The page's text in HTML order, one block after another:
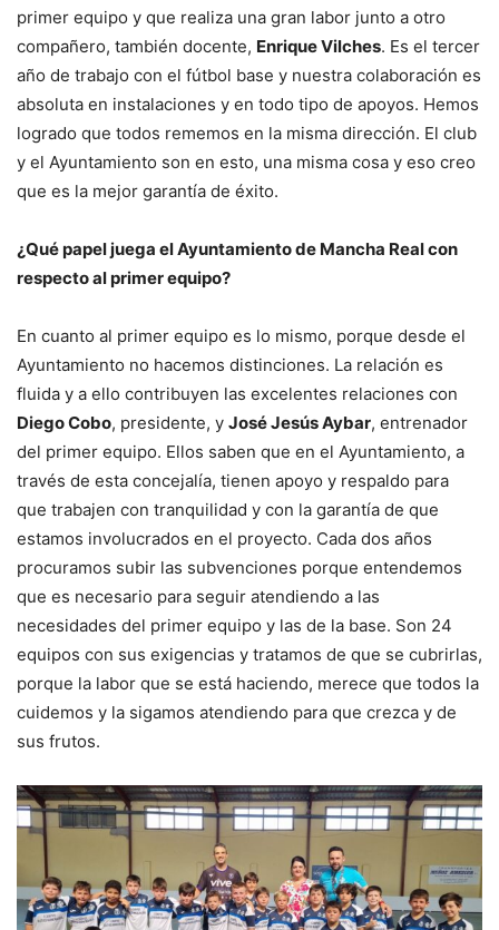
primer equipo y que realiza una gran labor junto a otro
compañero, también docente, Enrique Vilches. Es el tercer
año de trabajo con el fútbol base y nuestra colaboración es
absoluta en instalaciones y en todo tipo de apoyos. Hemos
logrado que todos rememos en la misma dirección. El club
y el Ayuntamiento son en esto, una misma cosa y eso creo
que es la mejor garantía de éxito.
¿Qué papel juega el Ayuntamiento de Mancha Real con
respecto al primer equipo?
En cuanto al primer equipo es lo mismo, porque desde el
Ayuntamiento no hacemos distinciones. La relación es
fluida y a ello contribuyen las excelentes relaciones con
Diego Cobo, presidente, y José Jesús Aybar, entrenador
del primer equipo. Ellos saben que en el Ayuntamiento, a
través de esta concejalía, tienen apoyo y respaldo para
que trabajen con tranquilidad y con la garantía de que
estamos involucrados en el proyecto. Cada dos años
procuramos subir las subvenciones porque entendemos
que es necesario para seguir atendiendo a las
necesidades del primer equipo y las de la base. Son 24
equipos con sus exigencias y tratamos de que se cubrirlas,
porque la labor que se está haciendo, merece que todos la
cuidemos y la sigamos atendiendo para que crezca y de
sus frutos.